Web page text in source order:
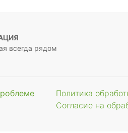
всегда рядом
Политика
Согласие на